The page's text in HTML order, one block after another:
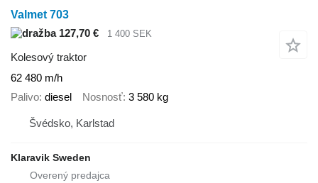
Valmet 703
127,70 €
1 400 SEK
Kolesový traktor
62 480 m/h
Palivo diesel Nosnosť 3 580 kg
Švédsko, Karlstad
Klaravik Sweden